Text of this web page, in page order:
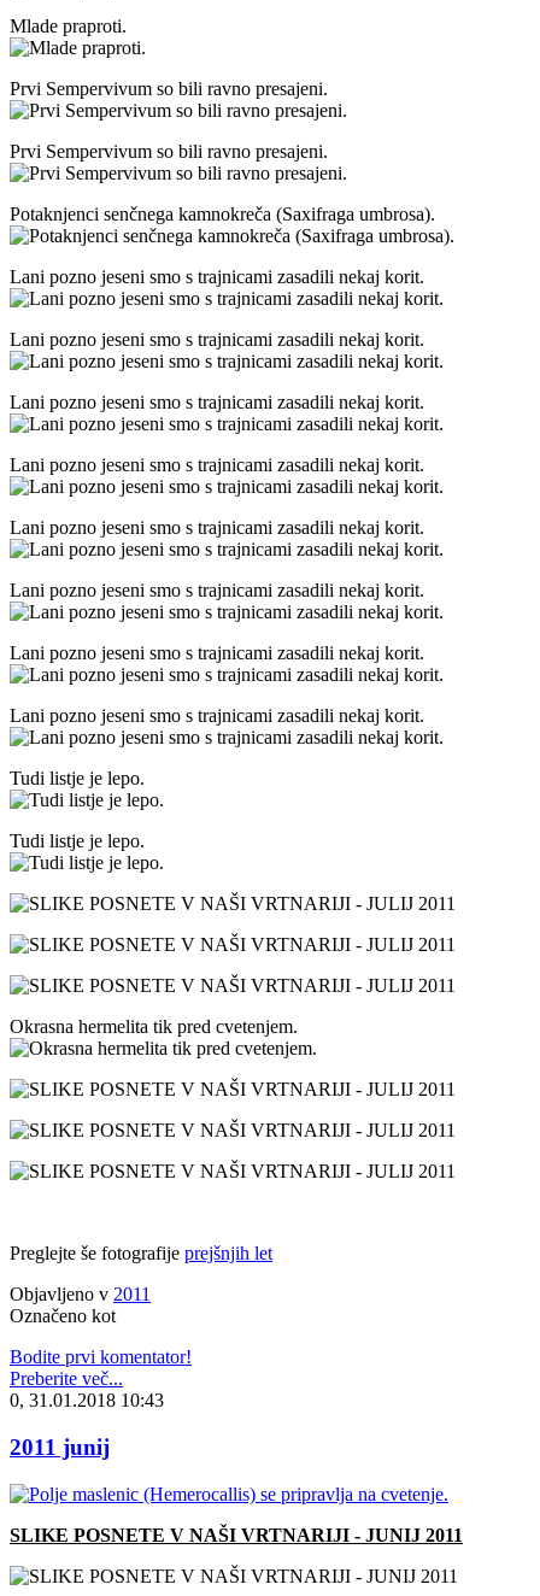
Mlade praproti.
Prvi Sempervivum so bili ravno presajeni.
Prvi Sempervivum so bili ravno presajeni.
Potaknjenci senčnega kamnokreča (Saxifraga umbrosa).
Lani pozno jeseni smo s trajnicami zasadili nekaj korit.
Lani pozno jeseni smo s trajnicami zasadili nekaj korit.
Lani pozno jeseni smo s trajnicami zasadili nekaj korit.
Lani pozno jeseni smo s trajnicami zasadili nekaj korit.
Lani pozno jeseni smo s trajnicami zasadili nekaj korit.
Lani pozno jeseni smo s trajnicami zasadili nekaj korit.
Lani pozno jeseni smo s trajnicami zasadili nekaj korit.
Lani pozno jeseni smo s trajnicami zasadili nekaj korit.
Tudi listje je lepo.
Tudi listje je lepo.
Okrasna hermelita tik pred cvetenjem.
Preglejte še fotografije prejšnjih let
Objavljeno v 2011
Označeno kot
Bodite prvi komentator!
Preberite več...
0, 31.01.2018 10:43
2011 junij
SLIKE POSNETE V NAŠI VRTNARIJI - JUNIJ 2011